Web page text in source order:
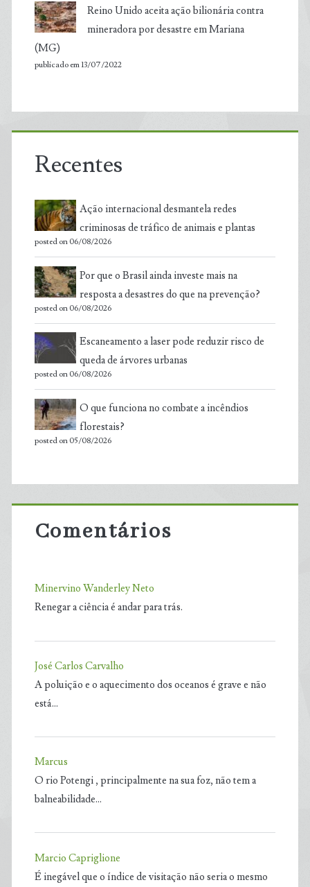
Reino Unido aceita ação bilionária contra
mineradora por desastre em Mariana
(MG)
publicado em 13/07/2022
Recentes
Ação internacional desmantela redes
criminosas de tráfico de animais e plantas
posted on 06/08/2026
Por que o Brasil ainda investe mais na
resposta a desastres do que na prevenção?
posted on 06/08/2026
Escaneamento a laser pode reduzir risco de
queda de árvores urbanas
posted on 06/08/2026
O que funciona no combate a incêndios
florestais?
posted on 05/08/2026
Comentários
Minervino Wanderley Neto
Renegar a ciência é andar para trás.
José Carlos Carvalho
A poluição e o aquecimento dos oceanos é grave e não
está…
Marcus
O rio Potengi , principalmente na sua foz, não tem a
balneabilidade…
Marcio Capriglione
É inegável que o índice de visitação não seria o mesmo